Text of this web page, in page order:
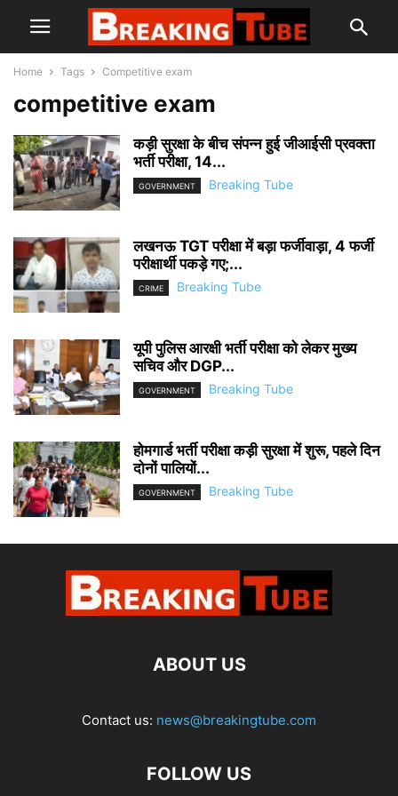
Home Tags Competitive exam
competitive exam
कड़ी सुरक्षा के बीच संपन्न हुई जीआईसी प्रवक्ता
भर्ती परीक्षा, 14...
GOVERNMENT Breaking Tube
लखनऊ TGT परीक्षा में बड़ा फर्जीवाड़ा, 4 फर्जी
परीक्षार्थी पकड़े गए;...
CRIME Breaking Tube
यूपी पुलिस आरक्षी भर्ती परीक्षा को लेकर मुख्य
सचिव और DGP...
GOVERNMENT Breaking Tube
होमगार्ड भर्ती परीक्षा कड़ी सुरक्षा में शुरू, पहले दिन
दोनों पालियों...
GOVERNMENT Breaking Tube
ABOUT US
Contact us: news@breakingtube.com
FOLLOW US